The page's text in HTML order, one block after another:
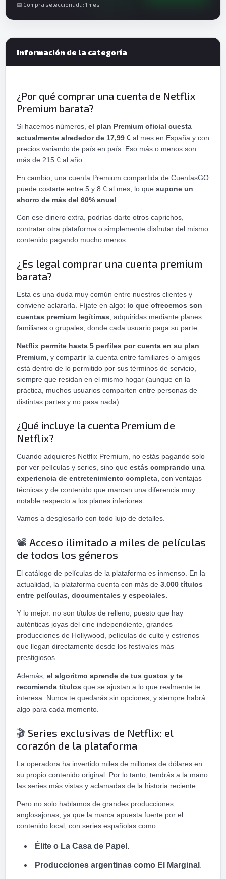
📅 Compra seleccionada: 1 mes
Información de la categoría
¿Por qué comprar una cuenta de Netflix
Premium barata?
Si hacemos números, el plan Premium oficial cuesta
actualmente alrededor de 17,99 € al mes en España y con
precios variando de país en país. Eso más o menos son
más de 215 € al año.
En cambio, una cuenta Premium compartida de CuentasGO
puede costarte entre 5 y 8 € al mes, lo que supone un
ahorro de más del 60% anual
Con ese dinero extra, podrías darte otros caprichos,
contratar otra plataforma o simplemente disfrutar del mismo
contenido pagando mucho menos.
¿Es legal comprar una cuenta premium
barata?
Esta es una duda muy común entre nuestros clientes y
conviene aclararla. Fíjate en algo: lo que ofrecemos son
cuentas premium legítimas, adquiridas mediante planes
familiares o grupales, donde cada usuario paga su parte.
Netflix permite hasta 5 perfiles por cuenta en su plan
Premium, y compartir la cuenta entre familiares o amigos
está dentro de lo permitido por sus términos de servicio,
siempre que residan en el mismo hogar (aunque en la
práctica, muchos usuarios comparten entre personas de
distintas partes y no pasa nada).
¿Qué incluye la cuenta Premium de
Netflix?
Cuando adquieres Netflix Premium, no estás pagando solo
por ver películas y series, sino que estás comprando una
experiencia de entretenimiento completa, con ventajas
técnicas y de contenido que marcan una diferencia muy
notable respecto a los planes inferiores.
Vamos a desglosarlo con todo lujo de detalles.
📽 ️ Acceso ilimitado a miles de películas
de todos los géneros
El catálogo de películas de la plataforma es inmenso. En la
actualidad, la plataforma cuenta con más de 3.000 títulos
entre películas, documentales y especiales.
Y lo mejor: no son títulos de relleno, puesto que hay
auténticas joyas del cine independiente, grandes
producciones de Hollywood, películas de culto y estrenos
que llegan directamente desde los festivales más
prestigiosos.
Además, el algoritmo aprende de tus gustos y te
recomienda títulos que se ajustan a lo que realmente te
interesa. Nunca te quedarás sin opciones, y siempre habrá
algo para cada momento.
🎬 Series exclusivas de Netflix: el
corazón de la plataforma
La operadora ha invertido miles de millones de dólares en
su propio contenido original . Por lo tanto, tendrás a la mano
las series más vistas y aclamadas de la historia reciente.
Pero no solo hablamos de grandes producciones
anglosajonas, ya que la marca apuesta fuerte por el
contenido local, con series españolas como:
Élite o La Casa de Papel.
Producciones argentinas como El Marginal .